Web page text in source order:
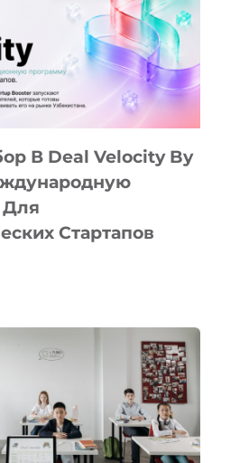
В Deal Velocity By
Для
Стартапов